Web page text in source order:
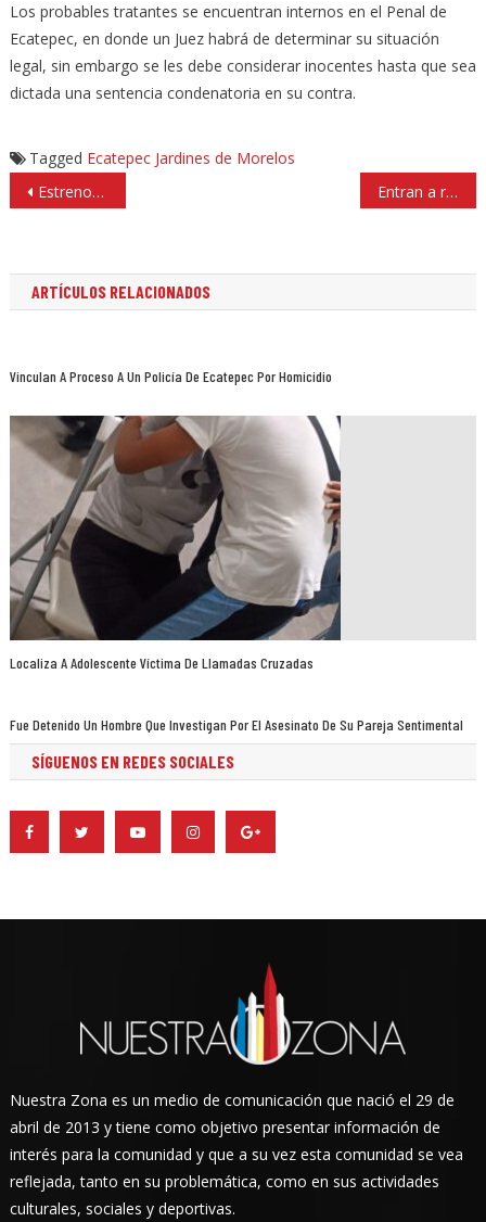
Los probables tratantes se encuentran internos en el Penal de
Ecatepec, en donde un Juez habrá de determinar su situación
legal, sin embargo se les debe considerar inocentes hasta que sea
dictada una sentencia condenatoria en su contra.
Tagged Ecatepec Jardines de Morelos
Navegación
de
Estrenos de cine: «Te juro que yo no fui» Entran a robar en Walmart La Cúspide, y huyen tras bronca campal
ARTÍCULOS RELACIONADOS
Vinculan A Proceso A Un Policía De Ecatepec Por Homicidio
Localiza A Adolescente Víctima De Llamadas Cruzadas
Fue Detenido Un Hombre Que Investigan Por El Asesinato De Su Pareja Sentimental
SÍGUENOS EN REDES SOCIALES
Nuestra Zona es un medio de comunicación que nació el 29 de
abril de 2013 y tiene como objetivo presentar información de
interés para la comunidad y que a su vez esta comunidad se vea
reflejada, tanto en su problemática, como en sus actividades
culturales, sociales y deportivas.